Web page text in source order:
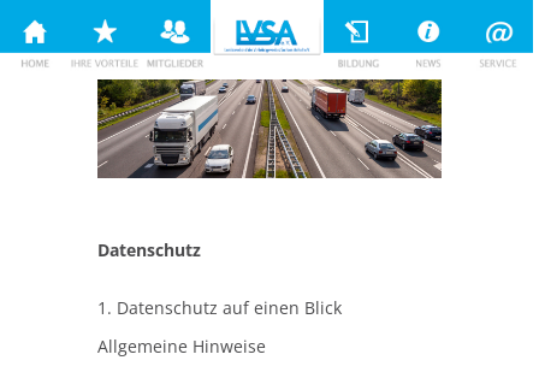
Datenschutz
1. Datenschutz auf einen Blick
Allgemeine Hinweise